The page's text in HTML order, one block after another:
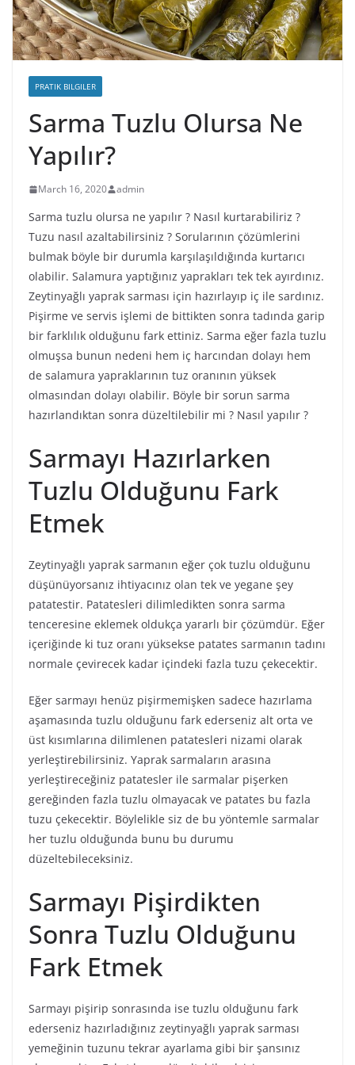
PRATIK BILGILER
Sarma Tuzlu Olursa Ne
Yapılır?
March 16, 2020 admin
Sarma tuzlu olursa ne yapılır ? Nasıl kurtarabiliriz ?
Tuzu nasıl azaltabilirsiniz ? Sorularının çözümlerini
bulmak böyle bir durumla karşılaşıldığında kurtarıcı
olabilir. Salamura yaptığınız yaprakları tek tek ayırdınız.
Zeytinyağlı yaprak sarması için hazırlayıp iç ile sardınız.
Pişirme ve servis işlemi de bittikten sonra tadında garip
bir farklılık olduğunu fark ettiniz. Sarma eğer fazla tuzlu
olmuşsa bunun nedeni hem iç harcından dolayı hem
de salamura yapraklarının tuz oranının yüksek
olmasından dolayı olabilir. Böyle bir sorun sarma
hazırlandıktan sonra düzeltilebilir mi ? Nasıl yapılır ?
Sarmayı Hazırlarken
Tuzlu Olduğunu Fark
Etmek
Zeytinyağlı yaprak sarmanın eğer çok tuzlu olduğunu
düşünüyorsanız ihtiyacınız olan tek ve yegane şey
patatestir. Patatesleri dilimledikten sonra sarma
tenceresine eklemek oldukça yararlı bir çözümdür. Eğer
içeriğinde ki tuz oranı yüksekse patates sarmanın tadını
normale çevirecek kadar içindeki fazla tuzu çekecektir.
Eğer sarmayı henüz pişirmemişken sadece hazırlama
aşamasında tuzlu olduğunu fark ederseniz alt orta ve
üst kısımlarına dilimlenen patatesleri nizami olarak
yerleştirebilirsiniz. Yaprak sarmaların arasına
yerleştireceğiniz patatesler ile sarmalar pişerken
gereğinden fazla tuzlu olmayacak ve patates bu fazla
tuzu çekecektir. Böylelikle siz de bu yöntemle sarmalar
her tuzlu olduğunda bunu bu durumu
düzeltebileceksiniz.
Sarmayı Pişirdikten
Sonra Tuzlu Olduğunu
Fark Etmek
Sarmayı pişirip sonrasında ise tuzlu olduğunu fark
ederseniz hazırladığınız zeytinyağlı yaprak sarması
yemeğinin tuzunu tekrar ayarlama gibi bir şansınız